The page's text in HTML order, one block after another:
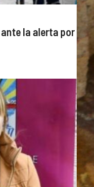
la alerta por